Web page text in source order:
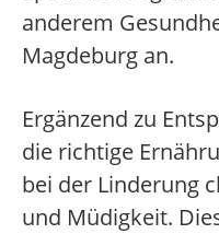
anderem
Magdeburg an.
Ergänzend zu
die richtige
bei der Linderung
und Müdigkeit.